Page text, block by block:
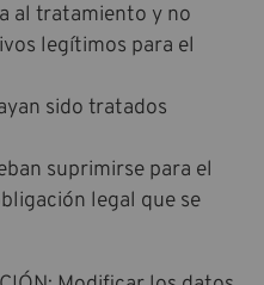
al tratamiento y no
legítimos para el
sido tratados
suprimirse para el
legal que se